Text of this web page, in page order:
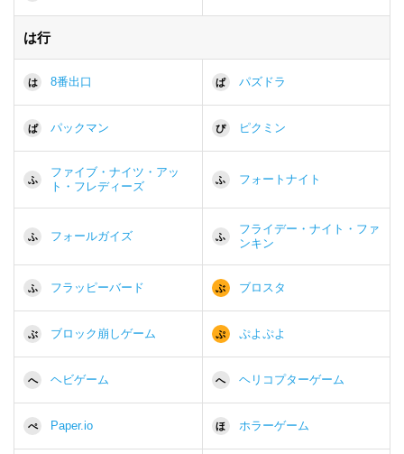
は行
は 8番出口 ぱ パズドラ
ぱ パックマン ぴ ピクミン
ふ
ファイブ・ナイツ・アッ
ト・フレディーズ
ふ フォートナイト
ふ フォールガイズ ふ
フライデー・ナイト・ファ
ンキン
ふ フラッピーバード ぶ ブロスタ
ぶ ブロック崩しゲーム ぷ ぷよぷよ
へ ヘビゲーム へ ヘリコプターゲーム
ぺ Paper.io ほ ホラーゲーム